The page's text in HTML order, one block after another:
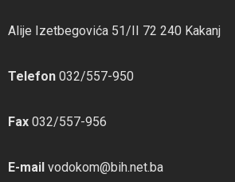
Alije Izetbegovića 51/II 72 240 Kakanj
Telefon 032/557-950
Fax 032/557-956
E-mail vodokom@bih.net.ba